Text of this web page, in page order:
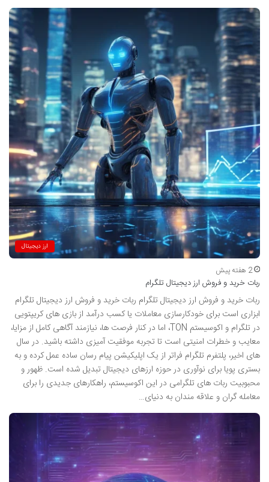
ارز دیجیتال
2 هفته پیش
ربات خرید و فروش ارز دیجیتال تلگرام
ربات خرید و فروش ارز دیجیتال تلگرام ربات خرید و فروش ارز دیجیتال تلگرام
ابزاری است برای خودکارسازی معاملات یا کسب درآمد از بازی های کریپتویی
در تلگرام و اکوسیستم TON، اما در کنار فرصت ها، نیازمند آگاهی کامل از مزایا،
معایب و خطرات امنیتی است تا تجربه موفقیت آمیزی داشته باشید. در سال
های اخیر، پلتفرم تلگرام فراتر از یک اپلیکیشن پیام رسان ساده عمل کرده و به
بستری پویا برای نوآوری در حوزه ارزهای دیجیتال تبدیل شده است. ظهور و
محبوبیت ربات های تلگرامی در این اکوسیستم، راهکارهای جدیدی را برای
معامله گران و علاقه مندان به دنیای…